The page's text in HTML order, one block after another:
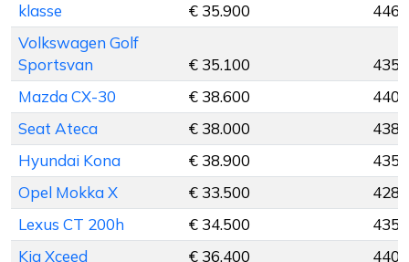
klasse
€ 35.900
446
Volkswagen Golf
Sportsvan
€ 35.100
435
Mazda CX-30
€ 38.600
440
Seat Ateca
€ 38.000
438
Hyundai Kona
€ 38.900
435
Opel Mokka X
€ 33.500
428
Lexus CT 200h
€ 34.500
435
Kia Xceed
€ 36.400
440